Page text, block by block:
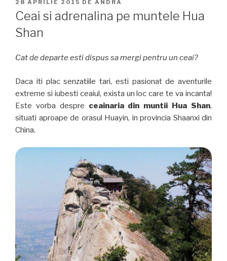
PE
28 APRILIE 2015 DE ANDRA
Ceai si adrenalina pe muntele Hua
Shan
Cat de departe esti dispus sa mergi pentru un ceai?
Daca iti plac senzatiile tari, esti pasionat de aventurile
extreme si iubesti ceaiul, exista un loc care te va incanta!
Este vorba despre ceainaria din muntii Hua Shan,
situati aproape de orasul Huayin, in provincia Shaanxi din
China.